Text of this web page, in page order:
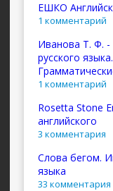
ЕШКО
1 комментарий
Иванова Т. Ф. -
русского
1 комментарий
Rosetta Stone
английского
3 комментария
Слова бегом.
языка
33 комментария